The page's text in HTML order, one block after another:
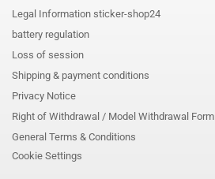
Legal Information sticker-shop24
battery regulation
Loss of session
Shipping & payment conditions
Privacy Notice
Right of Withdrawal / Model Withdrawal Form
General Terms & Conditions
Cookie Settings